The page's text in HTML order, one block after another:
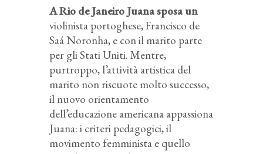
A Rio de Janeiro Juana sposa un
violinista portoghese, Francisco de
Saá Noronha, e con il marito parte
per gli Stati Uniti. Mentre,
purtroppo, l’attività artistica del
marito non riscuote molto successo,
il nuovo orientamento
dell’educazione americana appassiona
Juana: i criteri pedagogici, il
movimento femminista e quello